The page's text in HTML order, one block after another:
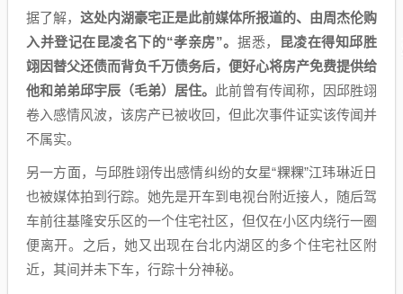
据了解， 这处内湖豪宅正是此前媒体所报道的、由周杰伦购
入并登记在昆凌名下的“孝亲房”。 据悉，
昆凌在得知邱胜
翊因替父还债而背负千万债务后，便好心将房产免费提供给
他和弟弟邱宇辰（毛弟）居住。
此前曾有传闻称，因邱胜翊
卷入感情风波，该房产已被收回，但此次事件证实该传闻并
不属实。
另一方面，与邱胜翊传出感情纠纷的女星“粿粿”江玮琳近日
也被媒体拍到行踪。她先是开车到电视台附近接人，随后驾
车前往基隆安乐区的一个住宅社区，但仅在小区内绕行一圈
便离开。之后，她又出现在台北内湖区的多个住宅社区附
近，其间并未下车，行踪十分神秘。